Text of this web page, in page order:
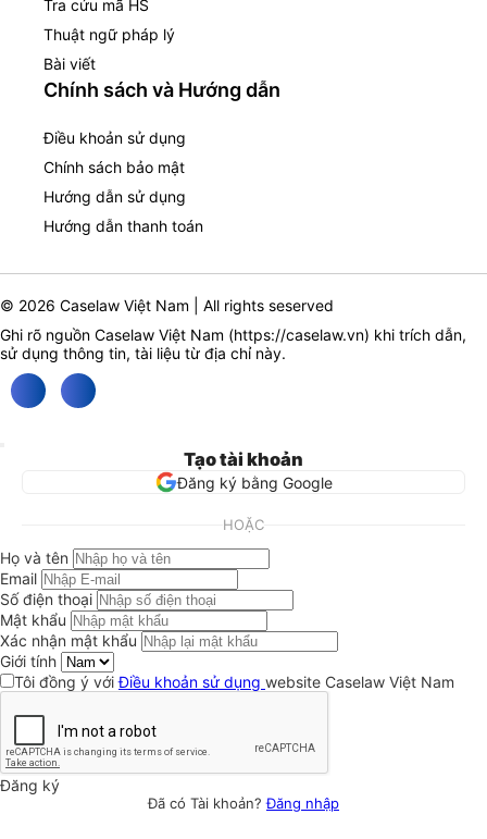
Tra cứu mã HS
Thuật ngữ pháp lý
Bài viết
Chính sách và Hướng dẫn
Điều khoản sử dụng
Chính sách bảo mật
Hướng dẫn sử dụng
Hướng dẫn thanh toán
© 2026 Caselaw Việt Nam | All rights seserved
Ghi rõ nguồn Caselaw Việt Nam (https://caselaw.vn) khi trích dẫn,
sử dụng thông tin, tài liệu từ địa chỉ này.
Tạo tài khoản
Đăng ký bằng Google
HOẶC
Họ và tên
Email
Số điện thoại
Mật khẩu
Xác nhận mật khẩu
Giới tính
Tôi đồng ý vớiĐiều khoản sử dụng website Caselaw Việt Nam
Đăng ký
Đã có Tài khoản?Đăng nhập